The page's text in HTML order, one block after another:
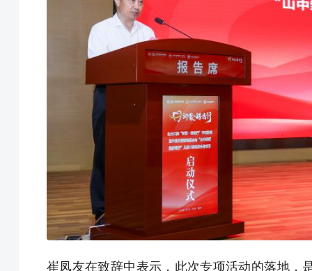
崔凤友在致辞中表示，此次专项活动的落地，